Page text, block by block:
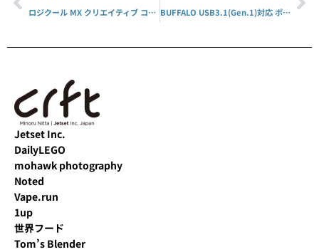
ロジクール MX クリエイティブ コンソール KXCCGR BUFFALO USB3.1(Gen.1)対応 ポータブルHDD
Jetset Inc.
DailyLEGO
mohawk photography
Noted
Vape.run
1up
世界フード
Tom’s Blender